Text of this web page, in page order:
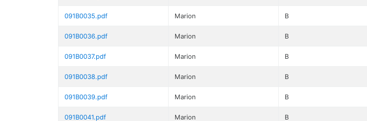
091B0035.pdf Marion B
091B0036.pdf Marion B
091B0037.pdf Marion B
091B0038.pdf Marion B
091B0039.pdf Marion B
091B0041.pdf Marion B